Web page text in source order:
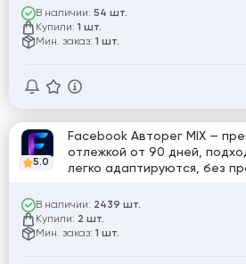
В наличии: 54 шт.
Купили: 1 шт.
Мин. заказ: 1 шт.
5.0
Facebook Авторег MIX —
отлежкой от 90 дней,
легко адаптируются, без
В наличии: 2439 шт.
Купили: 2 шт.
Мин. заказ: 1 шт.